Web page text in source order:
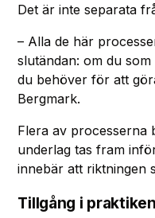
Det är inte separata
– Alla de här
slutändan: om du
du behöver för att
Bergmark.
Flera av processerna
underlag tas fram
innebär att riktningen
Tillgång i